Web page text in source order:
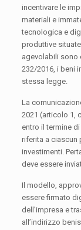
incentivare le
materiali e
tecnologica e
produttive
agevolabili sono
232/2016, i beni
stessa legge.
La
2021 (articolo 1,
entro il termine
riferita a ciascun
investimenti.
deve essere
Il modello,
essere firmato
dell’impresa e
all’indirizzo